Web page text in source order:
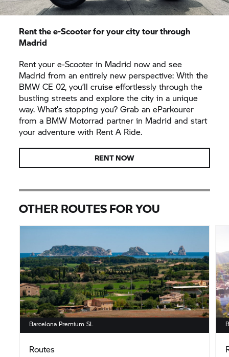
Rent the e-Scooter for your city tour through
Madrid
Rent your e-Scooter in Madrid now and see
Madrid from an entirely new perspective: With the
BMW CE 02, you’ll cruise effortlessly through the
bustling streets and explore the city in a unique
way. What’s stopping you? Grab an eParkourer
from a BMW Motorrad partner in Madrid and start
your adventure with Rent A Ride.
RENT NOW
OTHER ROUTES FOR YOU
Barcelona Premium SL
Routes